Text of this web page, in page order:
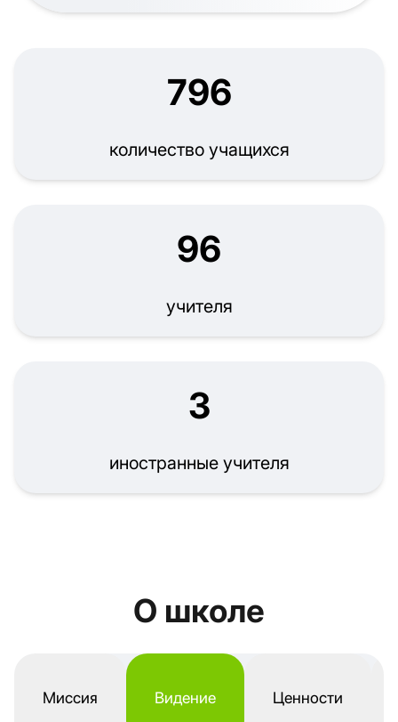
796
количество учащихся
96
учителя
3
иностранные учителя
О школе
Миссия Видение Ценности